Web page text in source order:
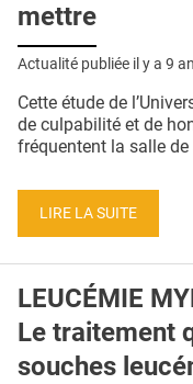
L'APP
PUBLICITÉ
CONTACT
mettre
Actualité publiée il y a 9
Cette étude de
de culpabilité et de
fréquentent la salle
LIRE LA SUITE
LEUCÉMIE
Le traitement
souches